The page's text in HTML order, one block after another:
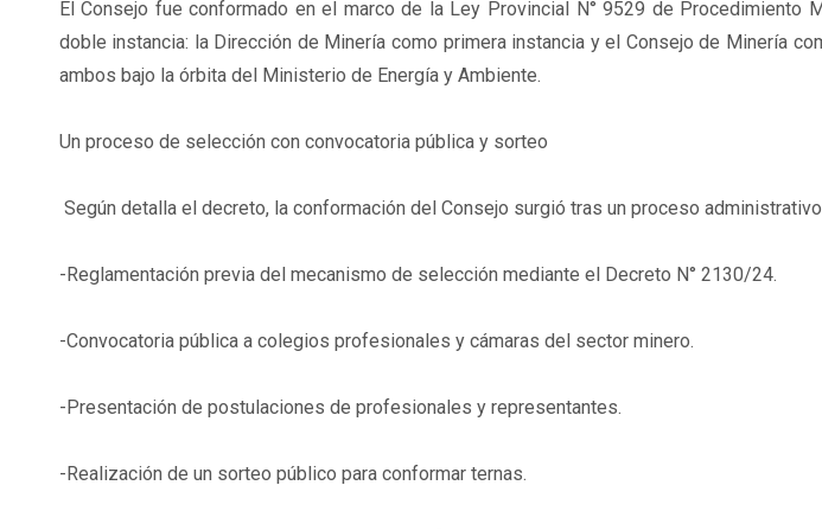
El Consejo fue conformado en el marco de la Ley Provincial N° 9529 de Procedimiento
doble instancia: la Dirección de Minería como primera instancia y el Consejo de Minería
ambos bajo la órbita del Ministerio de Energía y Ambiente.
Un proceso de selección con convocatoria pública y sorteo
Según detalla el decreto, la conformación del Consejo surgió tras un proceso
-Reglamentación previa del mecanismo de selección mediante el Decreto N° 2130/24.
-Convocatoria pública a colegios profesionales y cámaras del sector minero.
-Presentación de postulaciones de profesionales y representantes.
-Realización de un sorteo público para conformar ternas.